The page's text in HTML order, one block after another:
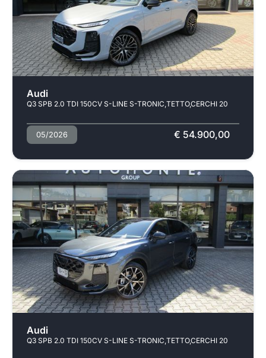
Audi
Q3 SPB 2.0 TDI 150CV S-LINE S-TRONIC,TETTO,CERCHI 20
05/2026 € 54.900,00
Audi
Q3 SPB 2.0 TDI 150CV S-LINE S-TRONIC,TETTO,CERCHI 20